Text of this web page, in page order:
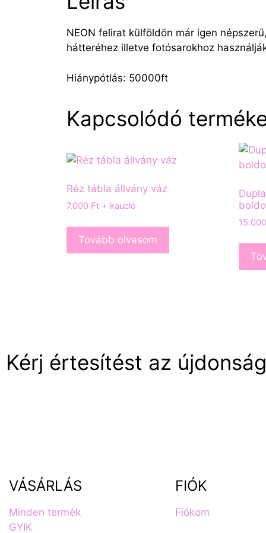
NEON felirat külföldön már igen
hátteréhez illetve fotósarokhoz
Hiánypótlás: 50000ft
Kapcsolódó
Réz tábla állvány váz
7.000 Ft + kaució
Tovább olvasom
15.000
Kérj értesítést az
VÁSÁRLÁS
Minden termék
GYIK
FIÓK
Fiókom